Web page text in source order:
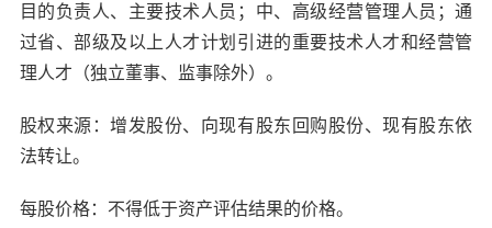
目的负责人、主要技术人员；中、高级经营管理人员；通
过省、部级及以上人才计划引进的重要技术人才和经营管
理人才（独立董事、监事除外）。
股权来源：增发股份、向现有股东回购股份、现有股东依
法转让。
每股价格：不得低于资产评估结果的价格。